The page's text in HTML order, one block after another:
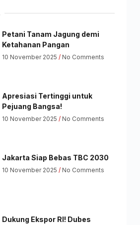
Petani Tanam Jagung demi
Ketahanan Pangan
10 November 2025 No Comments
Apresiasi Tertinggi untuk
Pejuang Bangsa!
10 November 2025 No Comments
Jakarta Siap Bebas TBC 2030
10 November 2025 No Comments
Dukung Ekspor RI! Dubes